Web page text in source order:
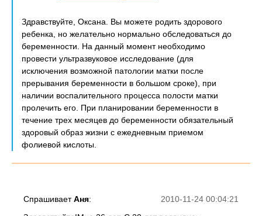
Здравствуйте, Оксана. Вы можете родить здорового
ребенка, но желательно нормально обследоваться до
беременности. На данный момент необходимо
провести ультразвуковое исследование (для
исключения возможной патологии матки после
прерывания беременности в большом сроке), при
наличии воспалительного процесса полости матки
пролечить его. При планировании беременности в
течение трех месяцев до беременности обязательный
здоровый образ жизни с ежедневным приемом
фолиевой кислоты.
2010-11-24 00:04:21
СпрашиваетАня: